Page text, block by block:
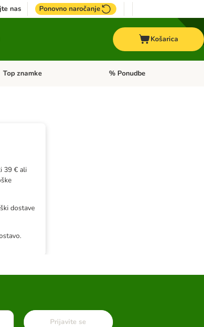
nas Ponovno naročanje
Košarica
Odprite meni kategorij: Dietna hrana
Top znamke Odprite meni kategorij: Top
% Ponudbe
39 € ali
dostave
Prijavite se